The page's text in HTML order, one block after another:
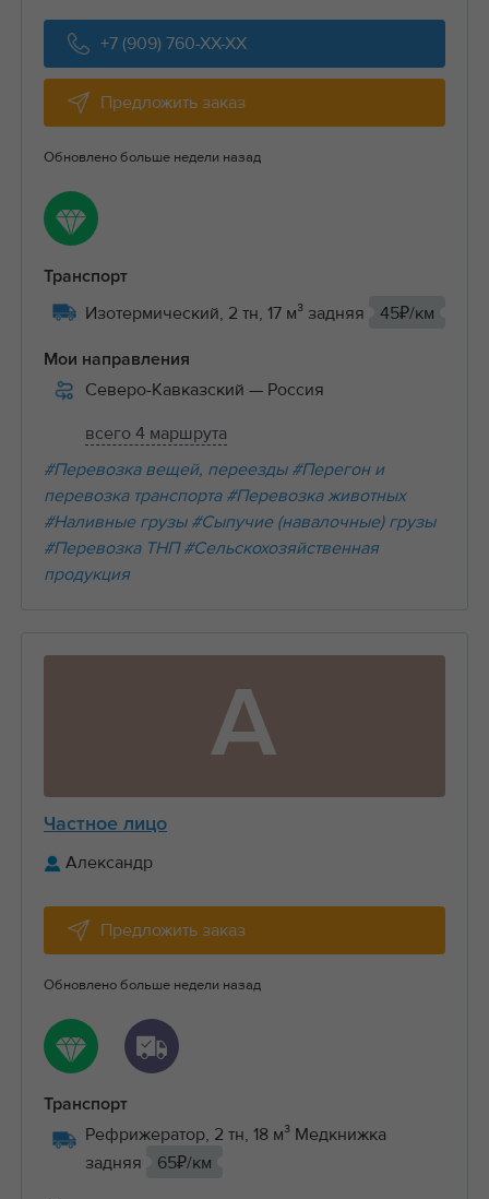
+7 (909) 760-XX-XX
Предложить заказ
Обновлено больше недели назад
Транспорт
Изотермический, 2 тн, 17 м³ задняя 45₽/км
Мои направления
Северо-Кавказский — Россия
всего 4 маршрута
#Перевозка вещей, переезды #Перегон и
перевозка транспорта #Перевозка животных
#Наливные грузы #Сыпучие (навалочные) грузы
#Перевозка ТНП #Сельскохозяйственная
продукция
А
Частное лицо
Александр
Предложить заказ
Обновлено больше недели назад
Транспорт
Рефрижератор, 2 тн, 18 м³ Медкнижка
задняя
65₽/км